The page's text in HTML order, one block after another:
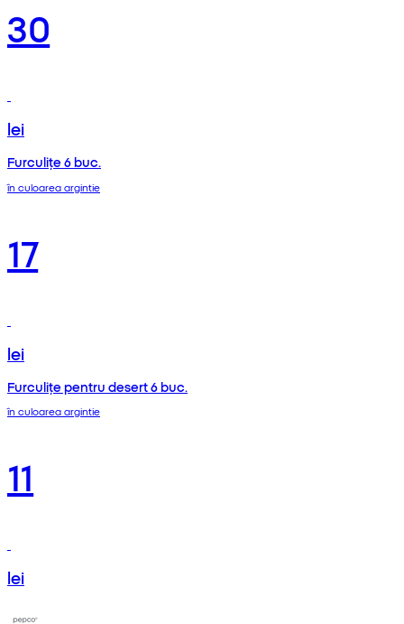
30
lei
Furculițe 6 buc.
în culoarea argintie
17
lei
Furculițe pentru desert 6 buc.
în culoarea argintie
11
lei